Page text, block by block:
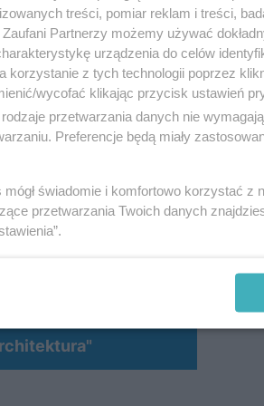
jak ośrodek Nowa Skra,
dla nas mają bardzo ważne
odpoczynku i zespół saun” –
zaadaptowane dla osób
deweloperzy budują 770 tys.
treści, pomiar reklam i treści,
Partnerzy możemy używać
urządzenia do celów
z tych technologii poprzez
wycofać klikając przycisk ustawień
przetwarzania danych nie
Preferencje będą miały
świadomie i komfortowo korzystać z
przetwarzania Twoich danych